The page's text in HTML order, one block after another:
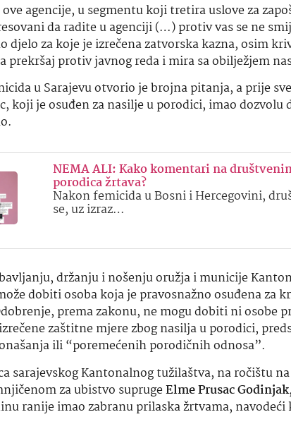
agencije, u segmentu koji tretira uslove za
da radite u agenciji (…) protiv vas se ne
djelo za koje je izrečena zatvorska kazna, osim
prekršaj protiv javnog reda i mira sa obilježjem
u Sarajevu otvorio je brojna pitanja, a prije
koji je osuđen za nasilje u porodici, imao
NEMA ALI: Kako komentari na
porodica žrtava?
Nakon femicida u Bosni i Hercegovini,
se, uz izraz…
držanju i nošenju oružja i municije
dobiti osoba koja je pravosnažno osuđena
prema zakonu, ne mogu dobiti ni
zaštitne mjere zbog nasilja u porodici,
ili “poremećenih porodičnih odnosa”.
sarajevskog Kantonalnog tužilaštva, na ročištu
za ubistvo suprugeElme Prusac
ranije imao zabranu prilaska žrtvama,